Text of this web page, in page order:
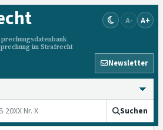
im Strafrecht
A- A+
Newsletter
Suchen